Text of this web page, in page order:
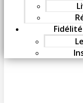
Fidélité